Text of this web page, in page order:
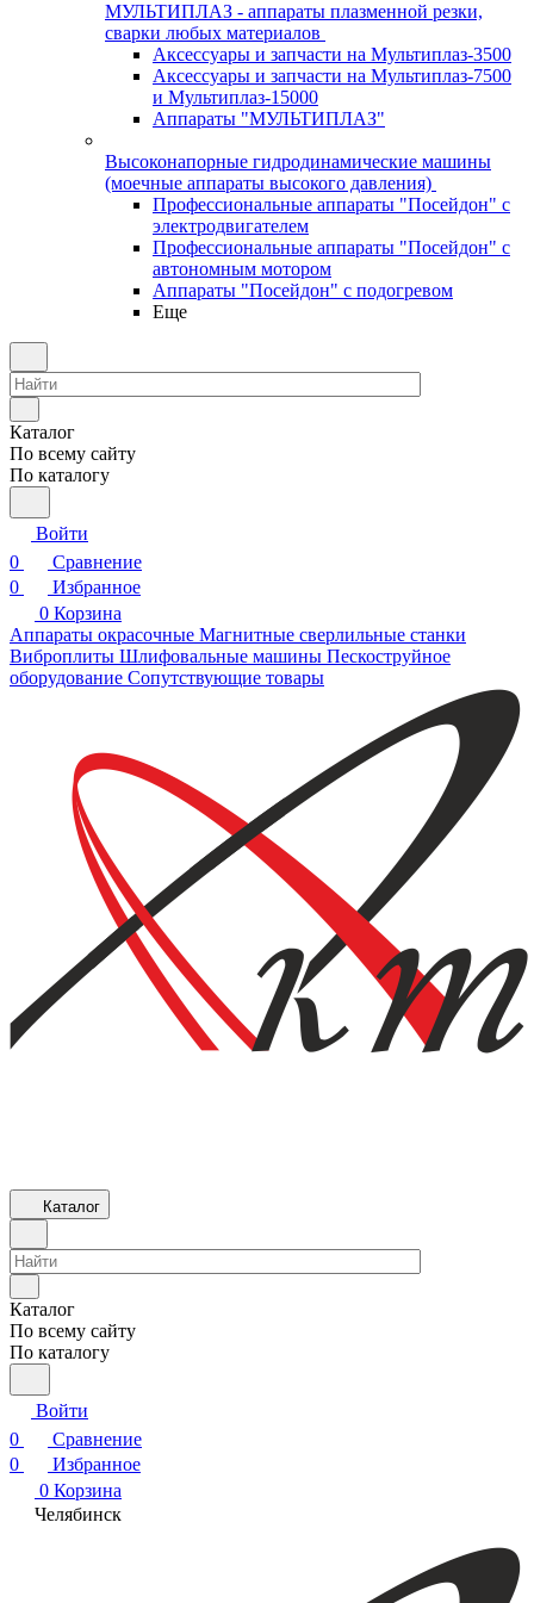
МУЛЬТИПЛАЗ - аппараты плазменной резки,
сварки любых материалов
Аксессуары и запчасти на Мультиплаз-3500
Аксессуары и запчасти на Мультиплаз-7500
и Мультиплаз-15000
Аппараты "МУЛЬТИПЛАЗ"
Высоконапорные гидродинамические машины
(моечные аппараты высокого давления)
Профессиональные аппараты "Посейдон" с
электродвигателем
Профессиональные аппараты "Посейдон" с
автономным мотором
Аппараты "Посейдон" с подогревом
Еще
Каталог
По всему сайту
По каталогу
Войти
0
Сравнение
0
Избранное
0 Корзина
Аппараты окрасочные Магнитные сверлильные станки
Виброплиты Шлифовальные машины Пескоструйное
оборудование Сопутствующие товары
Каталог
Каталог
По всему сайту
По каталогу
Войти
0
Сравнение
0
Избранное
0 Корзина
Челябинск